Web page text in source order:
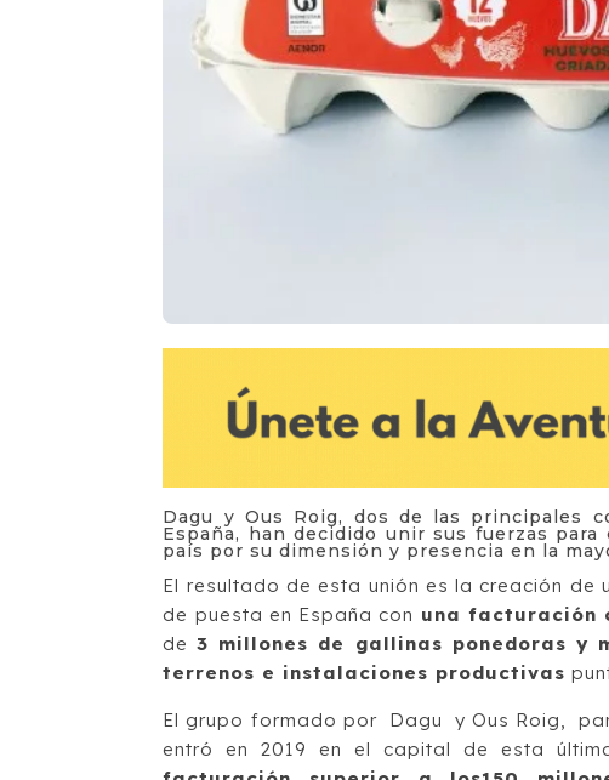
Dagu y Ous Roig, dos de las principales
España, han decidido unir sus fuerzas
país por su dimensión y presencia en la
El resultado de esta unión es la creación
de puesta en España con una facturación
de3 millones de gallinas ponedoras y
terrenos e instalaciones productivas
El grupo formado por Dagu y Ous Roig,
entró en 2019 en el capital de esta